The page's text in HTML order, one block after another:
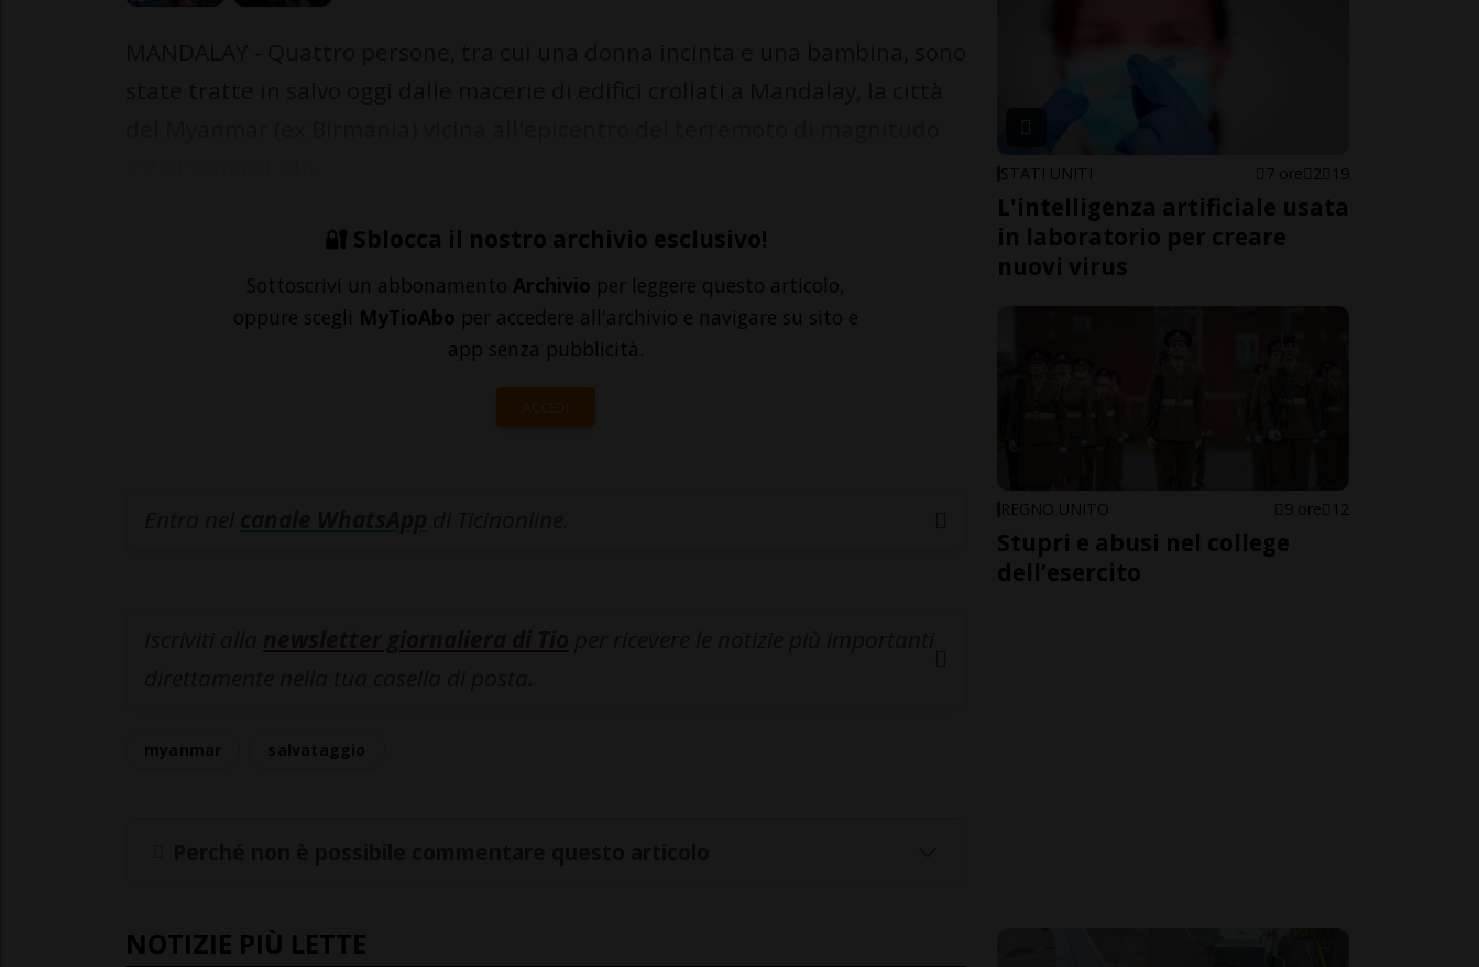
🔐 Sblocca il nostro archivio esclusivo!
Sottoscrivi un abbonamento Archivio per leggere questo articolo,
oppure scegli MyTioAbo per accedere all'archivio e navigare su sito e
app senza pubblicità.
ACCEDI
NOTIZIE PIÙ LETTE
STATI UNITI 7 ore 2 19
L'intelligenza artificiale usata
in laboratorio per creare
nuovi virus
REGNO UNITO 9 ore 12
Stupri e abusi nel college
dell’esercito